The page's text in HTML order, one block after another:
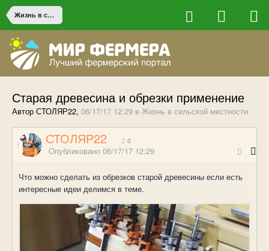
Жизнь в сельской местности
Старая древесина и обрезки применение
Автор СТОЛЯР22, 06/17/17 12:29 в Жизнь в сельской местности
СТОЛЯР22 0
Опубликовано 06/17/17 12:29
Что можно сделать из обрезков старой древесины если есть
интересные идеи делимся в теме.